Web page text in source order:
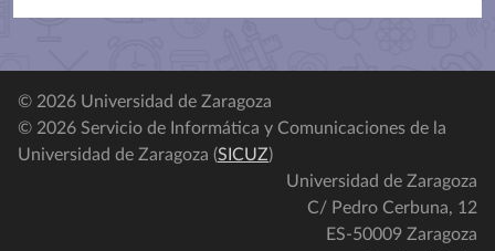
© 2026 Universidad de Zaragoza
© 2026 Servicio de Informática y Comunicaciones de la
Universidad de Zaragoza (SICUZ)
Universidad de Zaragoza
C/ Pedro Cerbuna, 12
ES-50009 Zaragoza